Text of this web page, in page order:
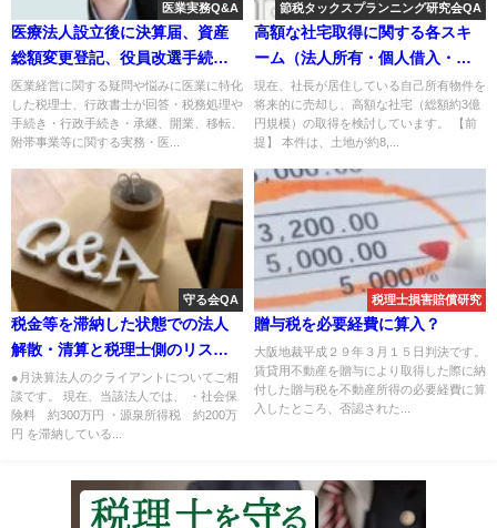
医業実務Q&A
医療法人設立後に決算届、資産
総額変更登記、役員改選手続等
を全くしていなかった事例
医業経営に関する疑問や悩みに医業に特化
した税理士、行政書士が回答・税務処理や
手続き・行政手続き・承継、開業、移転、
附帯事業等に関する実務・医...
節税タックスプランニング研究会QA
高額な社宅取得に関する各スキ
ーム（法人所有・個人借入・銀
行借入）の税務上の取扱いにつ
いて
現在、社長が居住している自己所有物件を
将来的に売却し、高額な社宅（総額約3億
円規模）の取得を検討しています。 【前
提】 本件は、土地が約8,...
守る会QA
税金等を滞納した状態での法人
解散・清算と税理士側のリスク
について
●月決算法人のクライアントについてご相
談です。 現在、当該法人では、 ・社会保
険料 約300万円 ・源泉所得税 約200万
円 を滞納している...
税理士損害賠償研究
贈与税を必要経費に算入？
大阪地裁平成２９年３月１５日判決です。
賃貸用不動産を贈与により取得した際に納
付した贈与税を不動産所得の必要経費に算
入したところ、否認された...